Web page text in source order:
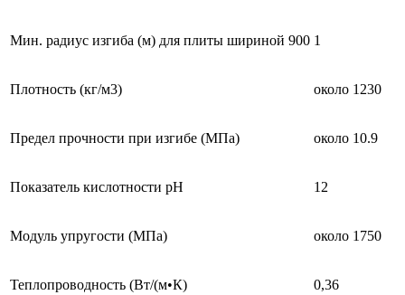
Мин. радиус изгиба (м) для плиты шириной 900 1
Плотность (кг/м3) около 1230
Предел прочности при изгибе (МПа) около 10.9
Показатель кислотности рН 12
Модуль упругости (МПа) около 1750
Теплопроводность (Вт/(м•К) 0,36